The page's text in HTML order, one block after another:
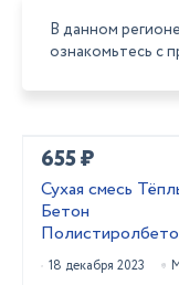
В данном
ознакомьтесь с
655 ₽
Сухая смесь
Бетон
18 декабря 2023